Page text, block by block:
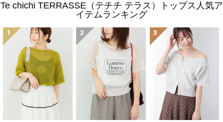
Te chichi TERRASSE（テチチ テラス）トップス人気ア
イテムランキング
1 2 3